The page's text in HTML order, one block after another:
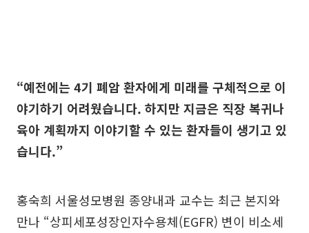
“예전에는 4기 폐암 환자에게 미래를 구체적으로 이
야기하기 어려웠습니다. 하지만 지금은 직장 복귀나
육아 계획까지 이야기할 수 있는 환자들이 생기고 있
습니다.”
홍숙희 서울성모병원 종양내과 교수는 최근 본지와
만나 “상피세포성장인자수용체(EGFR) 변이 비소세